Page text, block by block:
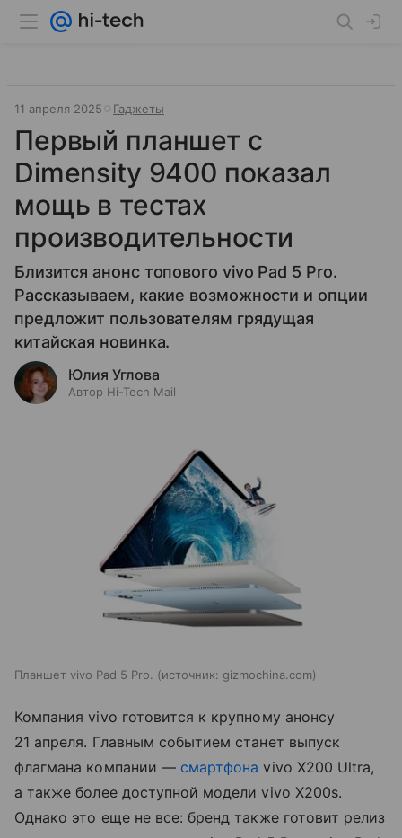
11 апреля 2025 Гаджеты
Первый планшет с
Dimensity 9400 показал
мощь в тестах
производительности
Близится анонс топового vivo Pad 5 Pro.
Рассказываем, какие возможности и опции
предложит пользователям грядущая
китайская новинка.
Юлия Углова
Автор Hi-Tech Mail
Планшет vivo Pad 5 Pro. источник: gizmochina.com
Компания vivo готовится к крупному анонсу
21 апреля. Главным событием станет выпуск
флагмана компании — смартфона vivo X200 Ultra,
а также более доступной модели vivo X200s.
Однако это еще не все: бренд также готовит релиз